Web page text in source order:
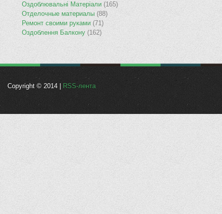
Оздоблювальнi Матерiали (165)
Отделочные материалы (88)
Ремонт своими руками(71)
Оздоблення Балкону (162)
Copyright © 2014 | RSS-лента